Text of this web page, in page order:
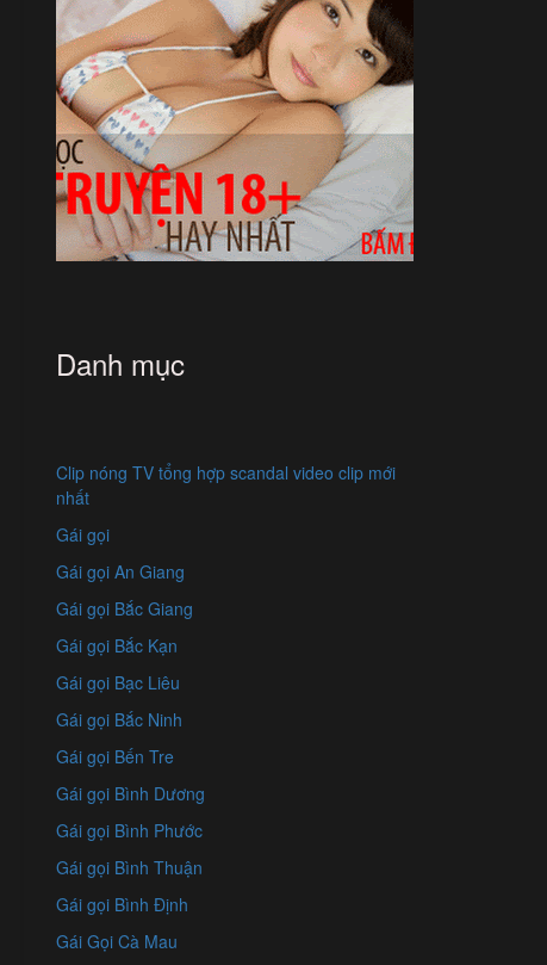
Danh mục
Clip nóng TV tổng hợp scandal video clip mới
nhất
Gái gọi
Gái gọi An Giang
Gái gọi Bắc Giang
Gái gọi Bắc Kạn
Gái gọi Bạc Liêu
Gái gọi Bắc Ninh
Gái gọi Bến Tre
Gái gọi Bình Dương
Gái gọi Bình Phước
Gái gọi Bình Thuận
Gái gọi Bình Định
Gái Gọi Cà Mau